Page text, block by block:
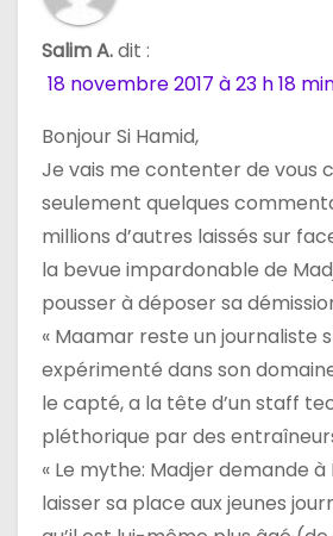
a
r
t
c
e
Salim A.dit :
18 novembre 2017 à 23 h 18
Bonjour Si Hamid,
Je vais me contenter de vous
seulement quelques
millions d’autres laissés sur
la bevue impardonable de
pousser à déposer sa
« Maamar reste un journaliste
expérimenté dans son
le capté, a la tête d’un staff
pléthorique par des
« Le mythe: Madjer demande
laisser sa place aux jeunes